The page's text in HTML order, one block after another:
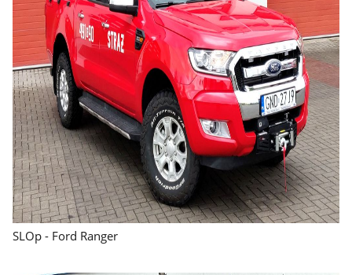
SLOp - Ford Ranger